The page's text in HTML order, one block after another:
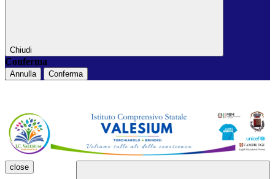
Chiudi
Conferma
Annulla Conferma
close